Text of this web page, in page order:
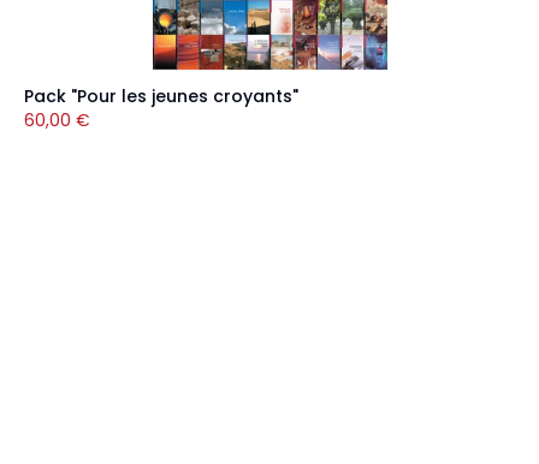
Pack "Pour les jeunes croyants"
60,00 €